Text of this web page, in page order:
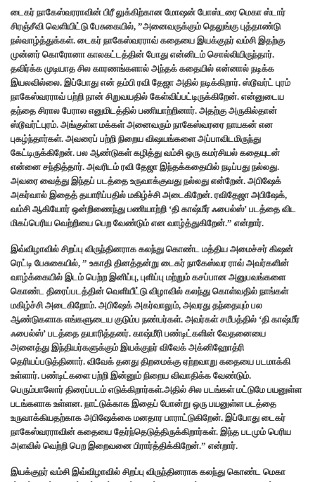
டைகர் நாகேஸ்வரராவின் பிரீ லுக்கிற்கான மோஷன் போஸ்டரை மெகா ஸ்டார்
சிரஞ்சீவி வெளியிட்டு பேசுகையில், ”அனைவருக்கும் தெலுங்கு புத்தாண்டு
நல்வாழ்த்துக்கள். டைகர் நாகேஸ்வரராவ் கதையை இயக்குநர் வம்சி இதற்கு
முன்னர் கொரோனா காலகட்டத்தின் போது என்னிடம் சொல்லியிருந்தார்.
தவிர்க்க முடியாத சில காரணங்களால் அந்தக் கதையில் என்னால் நடிக்க
இயலவில்லை. இப்போது என் தம்பி ரவி தேஜா அதில் நடிக்கிறார். ஸ்டூவர்ட் புரம்
நாகேஸ்வரராவ் பற்றி நான் சிறுவயதில் கேள்விப்பட்டிருக்கிறேன். என்னுடைய
தந்தை சிரால பேரால எனுமிடத்தில் பணியாற்றினார். அதற்கு அருகில்தான்
ஸ்டூவர்ட்புரம். அங்குள்ள மக்கள் அனைவரும் நாகேஸ்வரரை நாயகன் என
புகழ்ந்தார்கள். அவரைப் பற்றி நிறைய விஷயங்களை அப்பாவிடமிருந்து
கேட்டிருக்கிறேன். பல ஆண்டுகள் கழித்து வம்சி ஒரு கமர்சியல் கதையுடன்
என்னை சந்தித்தார். அவரிடம் ரவி தேஜா இந்தக்கதையில் நடிப்பது நல்லது.
அவரை வைத்து இந்தப் படத்தை உருவாக்குவது நல்லது என்றேன். அபிஷேக்
அகர்வால் இதைத் தயாரிப்பதில் மகிழ்ச்சி அடைகிறேன். ரவிதேஜா அபிஷேக்,
வம்சி ஆகியோர் ஒன்றிணைந்து பணியாற்றி ‘தி காஷ்மீர் ஃபைல்ஸ்’ படத்தை விட
மிகப்பெரிய வெற்றியை பெற வேண்டும் என வாழ்த்துகிறேன்.” என்றார்.
இவ்விழாவில் சிறப்பு விருந்தினராக கலந்து கொண்ட மத்திய அமைச்சர் கிஷன்
ரெட்டி பேசுகையில், ” உகாதி தினத்தன்று டைகர் நாகேஸ்வர ராவ் அவர்களின்
வாழ்க்கையில் இடம் பெற்ற இனிப்பு, புளிப்பு மற்றும் கசப்பான அனுபவங்களை
கொண்ட திரைப்படத்தின் வெளியீட்டு விழாவில் கலந்து கொள்வதில் நாங்கள்
மகிழ்ச்சி அடைகிறோம். அபிஷேக் அகர்வாலும், அவரது தந்தையும் பல
ஆண்டுகளாக எங்களுடைய குடும்ப நண்பர்கள். அவர்கள் சமீபத்தில் ‘தி காஷ்மீர்
ஃபைல்ஸ்’ படத்தை தயாரித்தனர். காஷ்மீரி பண்டிட்களின் வேதனையை
அனைத்து இந்தியர்களுக்கும் இயக்குநர் விவேக் அக்னிஹோத்ரி
தெரியப்படுத்தினார். விவேக் தனது திறமைக்கு ஏற்றவாறு கதையை படமாக்கி
உள்ளார். பண்டிட்களை பற்றி இன்னும் நிறைய விவாதிக்க வேண்டும்.
பெரும்பாலோர் திரைப்படம் எடுக்கிறார்கள்.அதில் சில படங்கள் மட்டுமே பயனுள்ள
படங்களாக உள்ளன. நாட்டுக்காக இதைப் போன்று ஒரு பயனுள்ள படத்தை
உருவாக்கியதற்காக அபிஷேக்கை மனதார பாராட்டுகிறேன். இப்போது டைகர்
நாகேஸ்வரராவின் கதையை தேர்ந்தெடுத்திருக்கிறார்கள். இந்த படமும் பெரிய
அளவில் வெற்றி பெற இறைவனை பிரார்த்திக்கிறேன்.” என்றார்.
இயக்குநர் வம்சி இவ்விழாவில் சிறப்பு விருந்தினராக கலந்து கொண்ட மெகா